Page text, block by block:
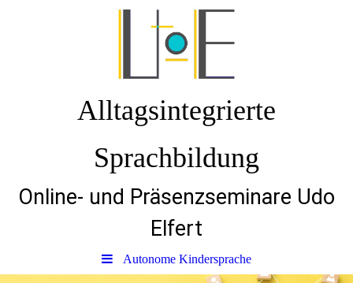
Alltagsintegrierte
Sprachbildung
Online- und Präsenzseminare Udo
Elfert
Autonome Kindersprache